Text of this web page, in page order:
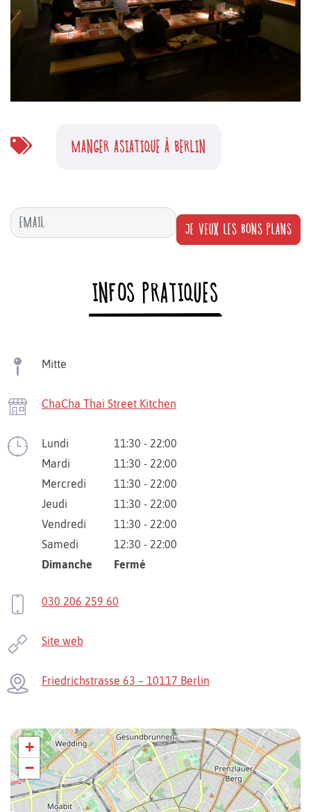
MANGER ASIATIQUE À BERLIN
JE VEUX LES BONS PLANS
INFOS PRATIQUES
Mitte
ChaCha Thai Street Kitchen
Lundi
11:30 - 22:00
Mardi
11:30 - 22:00
Mercredi
11:30 - 22:00
Jeudi
11:30 - 22:00
Vendredi
11:30 - 22:00
Samedi
12:30 - 22:00
Dimanche
Fermé
030 206 259 60
Site web
Friedrichstrasse 63 – 10117 Berlin
+
−